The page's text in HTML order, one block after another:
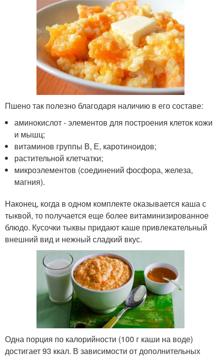
Пшено так полезно благодаря наличию в его составе:
аминокислот - элементов для построения клеток кожи
и мышц;
витаминов группы В, Е, каротиноидов;
растительной клетчатки;
микроэлементов (соединений фосфора, железа,
магния).
Наконец, когда в одном комплекте оказывается каша с
тыквой, то получается еще более витаминизированное
блюдо. Кусочки тыквы придают каше привлекательный
внешний вид и нежный сладкий вкус.
Одна порция по калорийности (100 г каши на воде)
достигает 93 ккал. В зависимости от дополнительных